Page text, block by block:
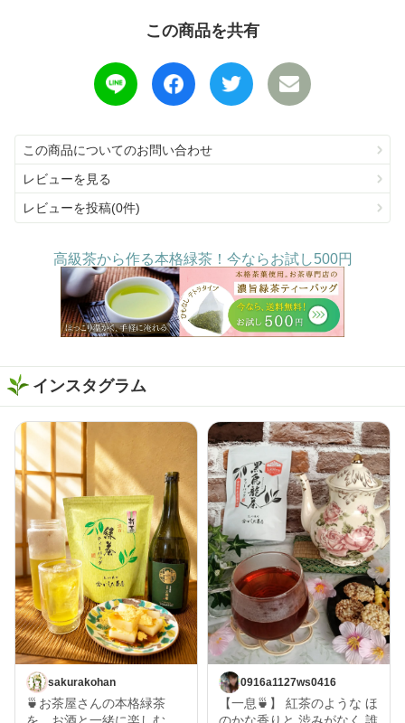
この商品を共有
この商品についてのお問い合わせ
レビューを見る
レビューを投稿(0件)
高級茶から作る本格緑茶！今ならお試し500円
インスタグラム
sakurakohan
🍵お茶屋さんの本格緑茶
0916a1127ws0416
【一息🍵】 紅茶のような ほ